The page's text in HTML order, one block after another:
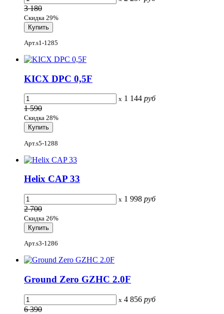
3 180
Скидка 29%
Арт.s1-1285
KICX DPC 0,5F
x 1 144 руб
1 590
Скидка 28%
Арт.s5-1288
Helix CAP 33
x 1 998 руб
2 700
Скидка 26%
Арт.s3-1286
Ground Zero GZHC 2.0F
x 4 856 руб
6 390